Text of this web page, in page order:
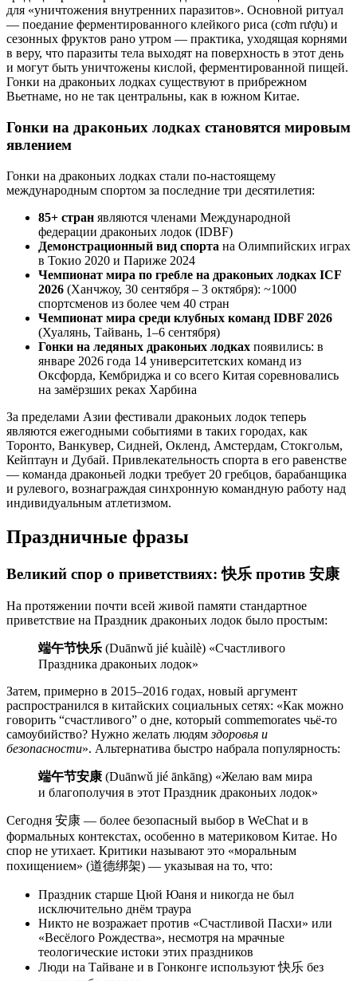
для «уничтожения внутренних паразитов». Основной ритуал
— поедание ферментированного клейкого риса (cơm rượu) и
сезонных фруктов рано утром — практика, уходящая корнями
в веру, что паразиты тела выходят на поверхность в этот день
и могут быть уничтожены кислой, ферментированной пищей.
Гонки на драконьих лодках существуют в прибрежном
Вьетнаме, но не так центральны, как в южном Китае.
Гонки на драконьих лодках становятся мировым
явлением
Гонки на драконьих лодках стали по-настоящему
международным спортом за последние три десятилетия:
85+ стран являются членами Международной
федерации драконьих лодок (IDBF)
Демонстрационный вид спорта на Олимпийских играх
в Токио 2020 и Париже 2024
Чемпионат мира по гребле на драконьих лодках ICF
2026 (Ханчжоу, 30 сентября – 3 октября): ~1000
спортсменов из более чем 40 стран
Чемпионат мира среди клубных команд IDBF 2026
(Хуалянь, Тайвань, 1–6 сентября)
Гонки на ледяных драконьих лодках появились: в
январе 2026 года 14 университетских команд из
Оксфорда, Кембриджа и со всего Китая соревновались
на замёрзших реках Харбина
За пределами Азии фестивали драконьих лодок теперь
являются ежегодными событиями в таких городах, как
Торонто, Ванкувер, Сидней, Окленд, Амстердам, Стокгольм,
Кейптаун и Дубай. Привлекательность спорта в его равенстве
— команда драконьей лодки требует 20 гребцов, барабанщика
и рулевого, вознаграждая синхронную командную работу над
индивидуальным атлетизмом.
Праздничные фразы
Великий спор о приветствиях: 快乐 против 安康
На протяжении почти всей живой памяти стандартное
приветствие на Праздник драконьих лодок было простым:
端午节快乐 (Duānwǔ jié kuàilè) «Счастливого
Праздника драконьих лодок»
Затем, примерно в 2015–2016 годах, новый аргумент
распространился в китайских социальных сетях: «Как можно
говорить “счастливого” о дне, который commemorates чьё-то
самоубийство? Нужно желать людямздоровья и
безопасности». Альтернатива быстро набрала популярность:
端午节安康 (Duānwǔ jié ānkāng) «Желаю вам мира
и благополучия в этот Праздник драконьих лодок»
Сегодня 安康 — более безопасный выбор в WeChat и в
формальных контекстах, особенно в материковом Китае. Но
спор не утихает. Критики называют это «моральным
похищением» (道德绑架) — указывая на то, что:
Праздник старше Цюй Юаня и никогда не был
исключительно днём траура
Никто не возражает против «Счастливой Пасхи» или
«Весёлого Рождества», несмотря на мрачные
теологические истоки этих праздников
Люди на Тайване и в Гонконге используют 快乐 без